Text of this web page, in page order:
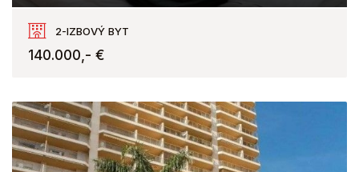
Benidorm
2-IZBOVÝ BYT
140.000,- €